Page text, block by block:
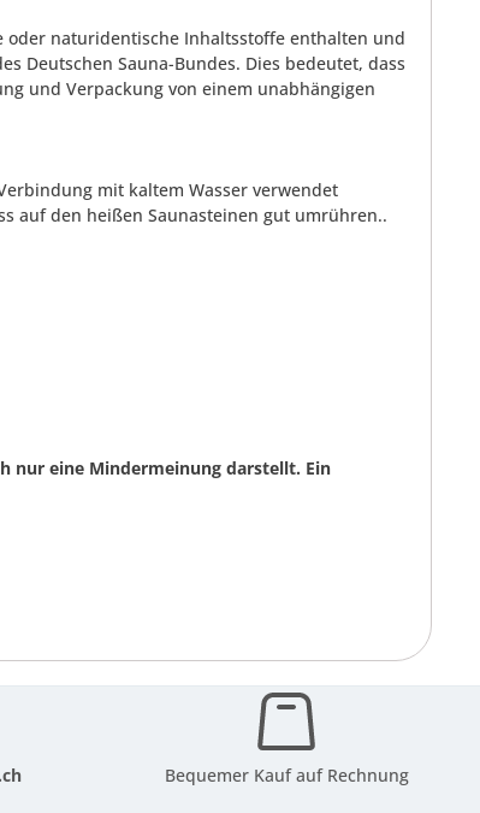
oder naturidentische Inhaltsstoffe enthalten und
Deutschen Sauna-Bundes. Dies bedeutet, dass
und Verpackung von einem unabhängigen
mit kaltem Wasser verwendet
auf den heißen Saunasteinen gut umrühren..
nur eine Mindermeinung darstellt. Ein
Bequemer Kauf auf Rechnung